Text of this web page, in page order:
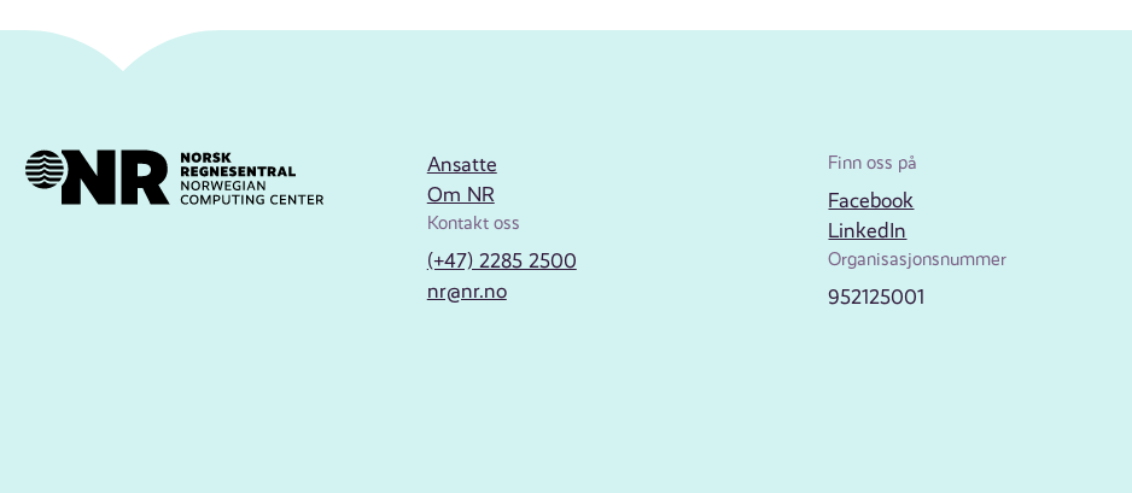
Ansatte
Om NR
Kontakt oss
(+47) 2285 2500
nr@nr.no
Finn oss på
Facebook
LinkedIn
Organisasjonsnummer
952125001